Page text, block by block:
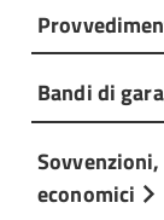
Bandi di
economici